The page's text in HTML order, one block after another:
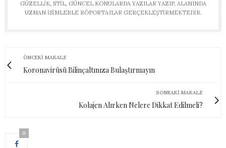
GÜZELLIK, STIL, GÜNCEL KONULARDA YAZILAR YAZIP, ALANINDA
UZMAN ISIMLERLE RÖPORTAJLAR GERÇEKLEŞTIRMEKTEDIR.
ÖNCEKI MAKALE
Koronavirüsü Bilinçaltınıza Bulaştırmayın
SONRAKI MAKALE
Kolajen Alırken Nelere Dikkat Edilmeli?
0